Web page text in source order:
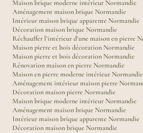
Maison brique moderne intérieur Normandie
Aménagement maison brique Normandie
Intérieur maison brique apparente Normandie
Décoration maison brique Normandie
Réchauffer l’intérieur d’une maison en pierre
Maison pierre et bois décoration Normandie
Maison pierre et bois décoration Normandie
Rénovation maison en pierre Normandie
Maison en pierre moderne intérieur Normandie
Aménagement intérieur maison pierre
Décoration maison pierre Normandie
Maison brique moderne intérieur Normandie
Aménagement maison brique Normandie
Intérieur maison brique apparente Normandie
Décoration maison brique Normandie